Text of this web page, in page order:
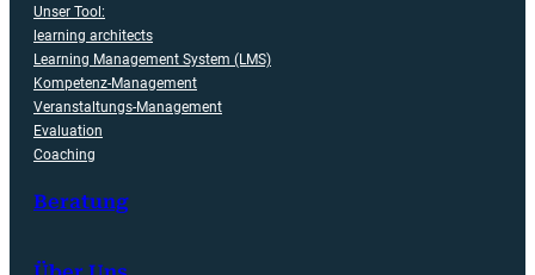
Unser Tool:
learning architects
Learning Management System (LMS)
Kompetenz-Management
Veranstaltungs-Management
Evaluation
Coaching
Beratung